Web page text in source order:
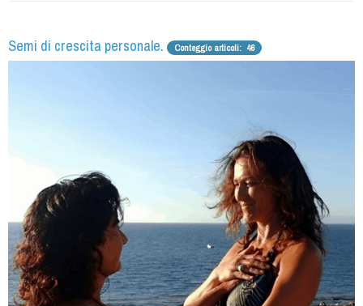
Semi di crescita personale. Conteggio articoli: 46